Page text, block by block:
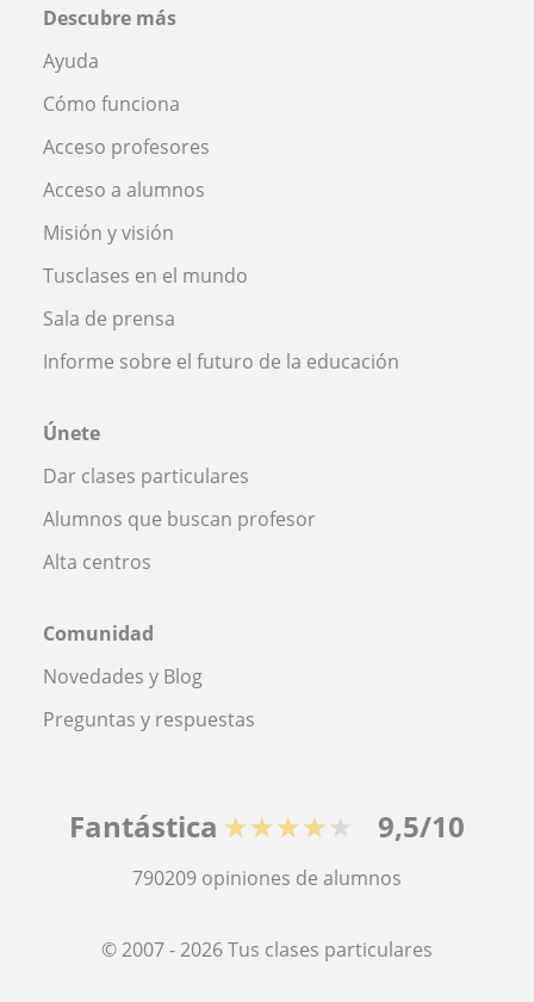
Descubre más
Ayuda
Cómo funciona
Acceso profesores
Acceso a alumnos
Misión y visión
Tusclases en el mundo
Sala de prensa
Informe sobre el futuro de la educación
Únete
Dar clases particulares
Alumnos que buscan profesor
Alta centros
Comunidad
Novedades y Blog
Preguntas y respuestas
Fantástica ★★★★★ 9,5/10
790209 opiniones de alumnos
© 2007 - 2026 Tus clases particulares